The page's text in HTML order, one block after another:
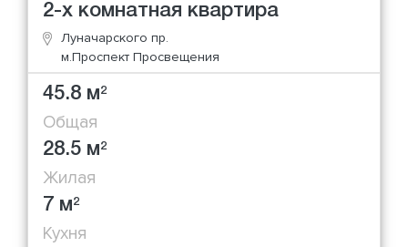
2-х комнатная квартира
Луначарского пр.
м.Проспект Просвещения
45.8 м2
Общая
28.5 м2
Жилая
7 м2
Кухня